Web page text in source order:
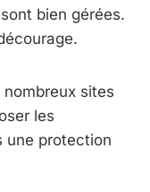
bien gérées.
sites
les
une protection